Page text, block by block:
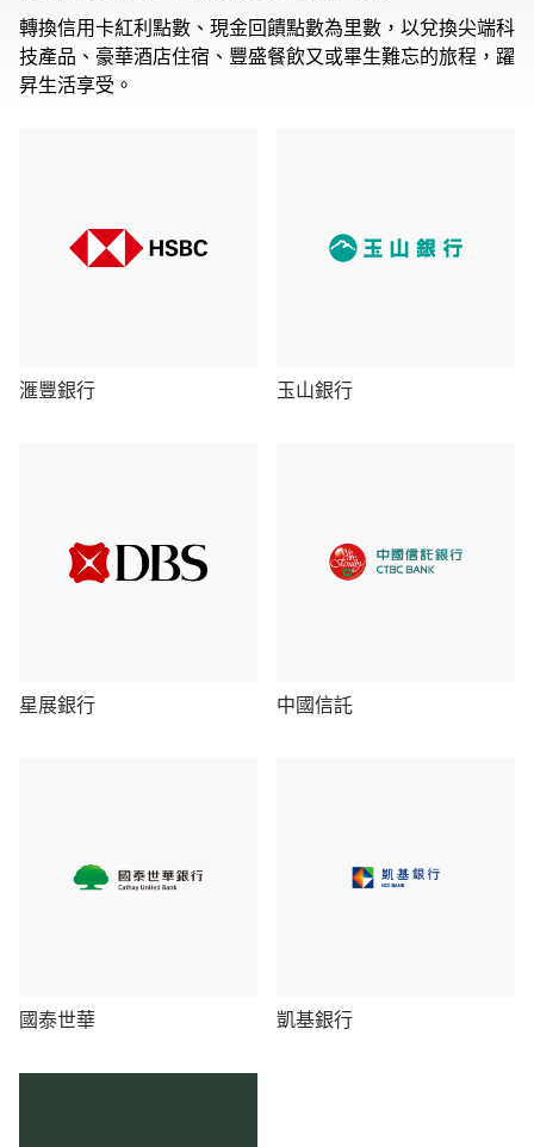
轉換信用卡紅利點數、現金回饋點數為里數，以兌換尖端科
技產品、豪華酒店住宿、豐盛餐飲又或畢生難忘的旅程，躍
昇生活享受。
滙豐銀行 玉山銀行
星展銀行 中國信託
國泰世華 凱基銀行